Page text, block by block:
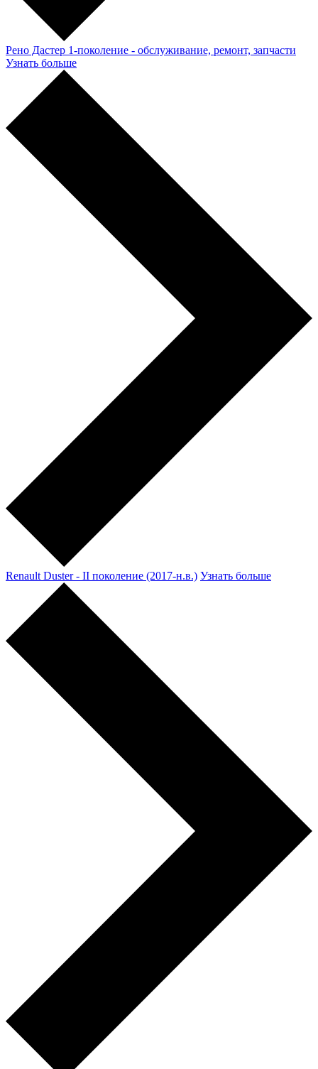
Рено Дастер 1-поколение - обслуживание, ремонт, запчасти
Узнать больше
Renault Duster - II поколение (2017-н.в.) Узнать больше